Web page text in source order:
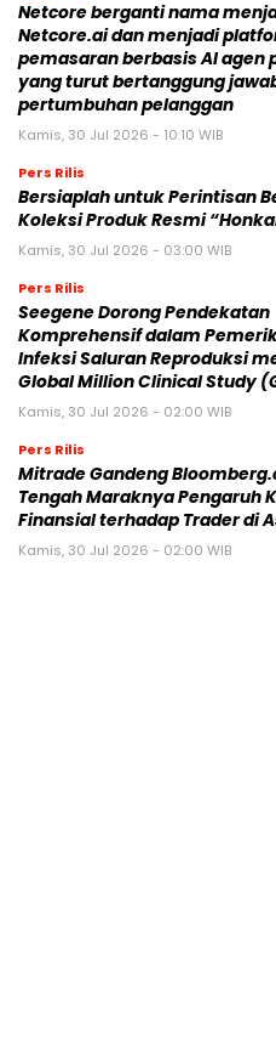
Netcore berganti nama
Netcore.ai dan menjadi
pemasaran berbasis AI agen
yang turut bertanggung
pertumbuhan pelanggan
Kamis, 30 Jul 2026 - 10:10 WIB
Pers Rilis
Bersiaplah untuk Perintisan
Koleksi Produk Resmi
Kamis, 30 Jul 2026 - 03:00 WIB
Pers Rilis
Seegene Dorong Pendekatan
Komprehensif dalam
Infeksi Saluran Reproduksi
Global Million Clinical Study
Kamis, 30 Jul 2026 - 02:00 WIB
Pers Rilis
Mitrade Gandeng
Tengah Maraknya Pengaruh
Finansial terhadap Trader di
Kamis, 30 Jul 2026 - 02:00 WIB